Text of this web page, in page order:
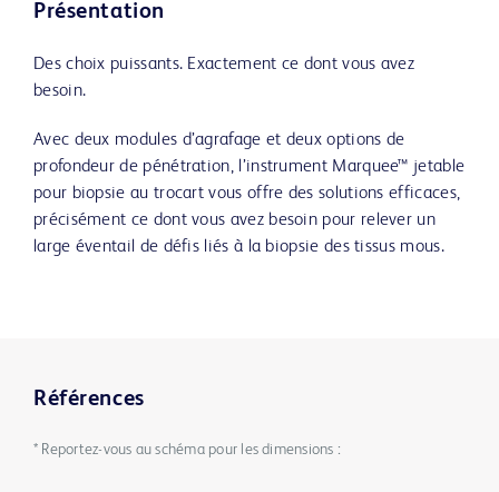
Présentation
Des choix puissants. Exactement ce dont vous avez
besoin.
Avec deux modules d’agrafage et deux options de
profondeur de pénétration, l’instrument Marquee™ jetable
pour biopsie au trocart vous offre des solutions efficaces,
précisément ce dont vous avez besoin pour relever un
large éventail de défis liés à la biopsie des tissus mous.
Références
* Reportez-vous au schéma pour les dimensions :